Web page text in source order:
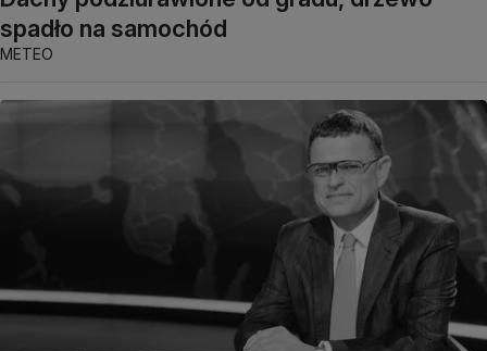
spadło na samochód
METEO